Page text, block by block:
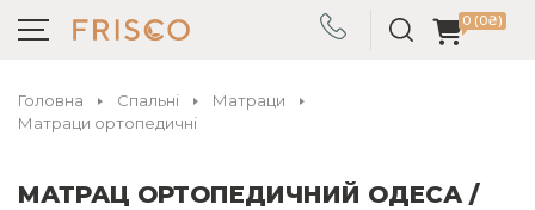
0 (0₴)
Головна Спальні
Матраци
Матраци ортопедичні
МАТРАЦ ОРТОПЕДИЧНИЙ ОДЕСА /